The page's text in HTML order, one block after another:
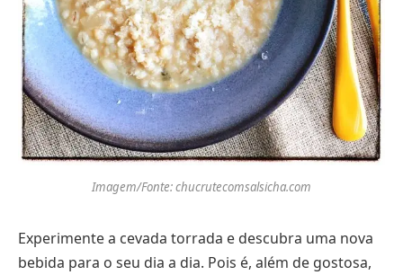
Imagem/Fonte: chucrutecomsalsicha.com
Experimente a cevada torrada e descubra uma nova
bebida para o seu dia a dia. Pois é, além de gostosa,